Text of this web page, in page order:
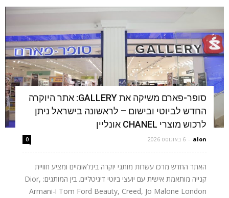
סופר-פארם משיקה את GALLERY: אתר היוקרה
החדש לביוטי ובישום – לראשונה בישראל ניתן
לרכוש מוצרי CHANEL אונליין
alon
- 6 באוגוסט 2026 0
האתר החדש מרכז עשרות מותגי יוקרה בינלאומיים ומציע חוויית
קנייה מותאמת אישית עם יועצי ביוטי דיגיטליים. בין המותגים: Dior,
Tom Ford Beauty, Creed, Jo Malone London ו-Armani